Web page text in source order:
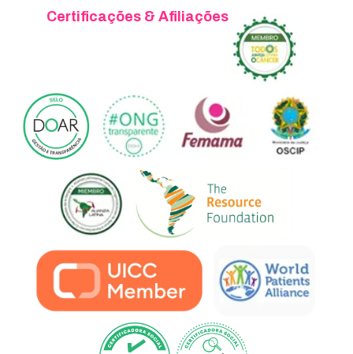
Certificações & Afiliações